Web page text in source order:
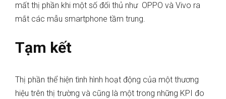
mất thị phần khi một số đối thủ như OPPO và Vivo ra
mắt các mẫu smartphone tầm trung.
Tạm kết
Thị phần thể hiện tình hình hoạt động của một thương
hiệu trên thị trường và cũng là một trong những KPI đo